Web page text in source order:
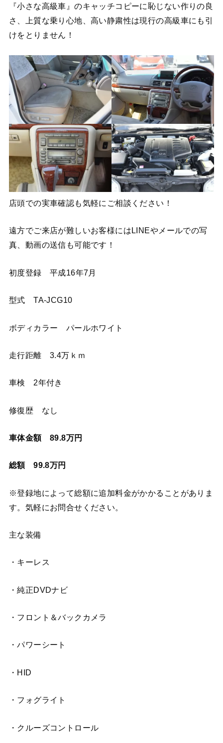
『小さな高級車』のキャッチコピーに恥じない作りの良
さ、上質な乗り心地、高い静粛性は現行の高級車にも引
けをとりません！
店頭での実車確認も気軽にご相談ください！
遠方でご来店が難しいお客様にはLINEやメールでの写
真、動画の送信も可能です！
初度登録 平成16年7月
型式 TA-JCG10
ボディカラー パールホワイト
走行距離 3.4万ｋｍ
車検 2年付き
修復歴 なし
車体金額 89.8万円
総額 99.8万円
※登録地によって総額に追加料金がかかることがありま
す。気軽にお問合せください。
主な装備
・キーレス
・純正DVDナビ
・フロント＆バックカメラ
・パワーシート
・HID
・フォグライト
・クルーズコントロール